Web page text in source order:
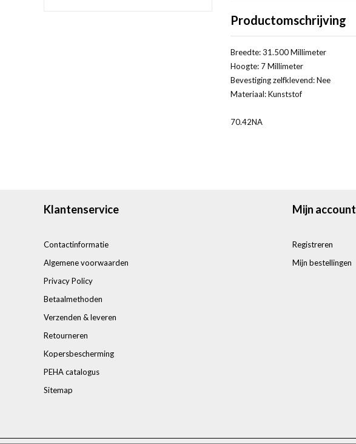
Productomschrijving
Breedte: 31.500 Millimeter
Hoogte: 7 Millimeter
Bevestiging zelfklevend: Nee
Materiaal: Kunststof
70.42NA
Klantenservice
Contactinformatie
Algemene voorwaarden
Privacy Policy
Betaalmethoden
Verzenden & leveren
Retourneren
Kopersbescherming
PEHA catalogus
Sitemap
Mijn account
Registreren
Mijn bestellingen